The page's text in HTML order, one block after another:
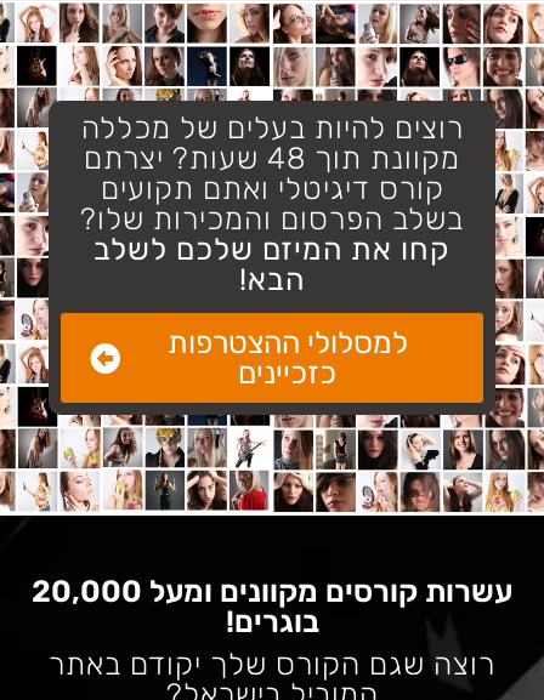
רוצים להיות בעלים של מכללה
מקוונת תוך 48 שעות? יצרתם
קורס דיגיטלי ואתם תקועים
בשלב הפרסום והמכירות שלו?
קחו את המיזם שלכם לשלב
הבא!
למסלולי ההצטרפות
כזכיינים
עשרות קורסים מקוונים ומעל 20,000
בוגרים!
רוצה שגם הקורס שלך יקודם באתר